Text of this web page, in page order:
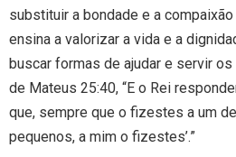
substituir a bondade e a
ensina a valorizar a vida e a
buscar formas de ajudar e servir
de Mateus 25:40, “E o Rei
que, sempre que o fizestes a um
pequenos, a mim o fizestes’.”